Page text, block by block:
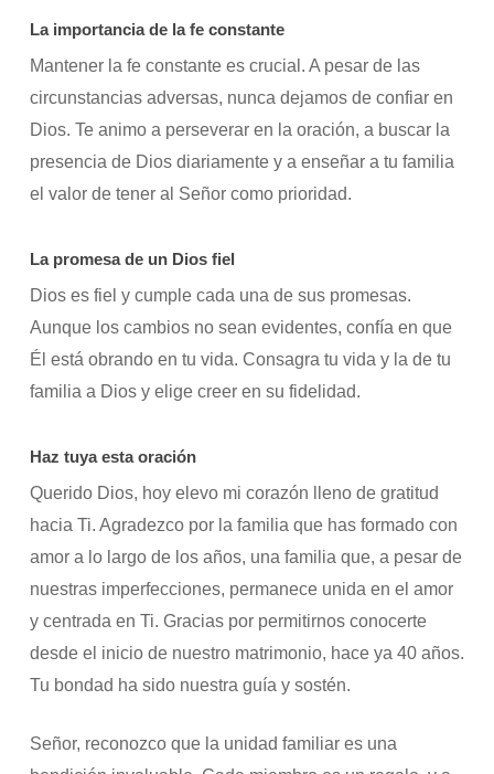
La importancia de la fe constante
Mantener la fe constante es crucial. A pesar de las
circunstancias adversas, nunca dejamos de confiar en
Dios. Te animo a perseverar en la oración, a buscar la
presencia de Dios diariamente y a enseñar a tu familia
el valor de tener al Señor como prioridad.
La promesa de un Dios fiel
Dios es fiel y cumple cada una de sus promesas.
Aunque los cambios no sean evidentes, confía en que
Él está obrando en tu vida. Consagra tu vida y la de tu
familia a Dios y elige creer en su fidelidad.
Haz tuya esta oración
Querido Dios, hoy elevo mi corazón lleno de gratitud
hacia Ti. Agradezco por la familia que has formado con
amor a lo largo de los años, una familia que, a pesar de
nuestras imperfecciones, permanece unida en el amor
y centrada en Ti. Gracias por permitirnos conocerte
desde el inicio de nuestro matrimonio, hace ya 40 años.
Tu bondad ha sido nuestra guía y sostén.
Señor, reconozco que la unidad familiar es una